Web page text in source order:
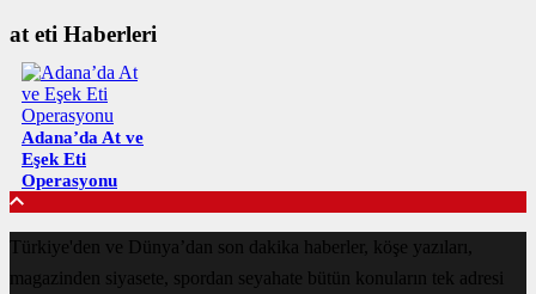
at eti Haberleri
Adana’da At ve
Eşek Eti
Operasyonu
Türkiye'den ve Dünya’dan son dakika haberler, köşe yazıları,
magazinden siyasete, spordan seyahate bütün konuların tek adresi